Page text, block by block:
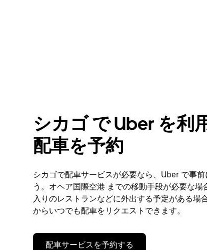
シカゴ で Uber を利
配車を予約
シカゴで配車サービスが必要なら、Uber で事前
う。オヘア国際空港 までの移動手段が必要な場
入りのレストランなどに外出する予定がある場
からいつでも配車をリクエストできます。
配車サービスを予約する